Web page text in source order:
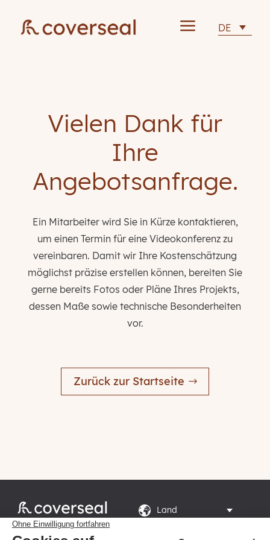
a DE
Vielen Dank für
Ihre
Angebotsanfrage.
Ein Mitarbeiter wird Sie in Kürze kontaktieren,
um einen Termin für eine Videokonferenz zu
vereinbaren. Damit wir Ihre Kostenschätzung
möglichst präzise erstellen können, bereiten Sie
gerne bereits Fotos oder Pläne Ihres Projekts,
dessen Maße sowie technische Besonderheiten
vor.
Zurück zur Startseite